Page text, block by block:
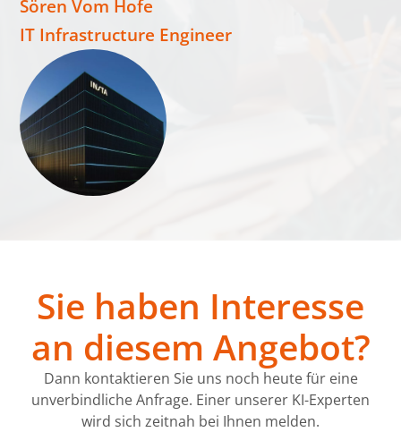
Sören Vom Hofe
IT Infrastructure Engineer
Sie haben Interesse
an diesem Angebot?
Dann kontaktieren Sie uns noch heute für eine
unverbindliche Anfrage. Einer unserer KI-Experten
wird sich zeitnah bei Ihnen melden.